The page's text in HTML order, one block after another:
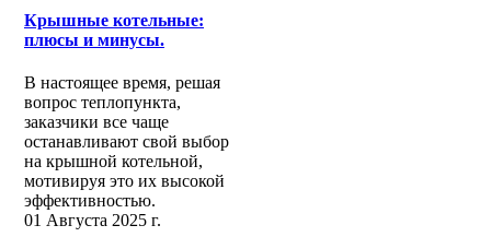
Крышные котельные:
плюсы и минусы.
В настоящее время, решая
вопрос теплопункта,
заказчики все чаще
останавливают свой выбор
на крышной котельной,
мотивируя это их высокой
эффективностью.
01 Августа 2025 г.